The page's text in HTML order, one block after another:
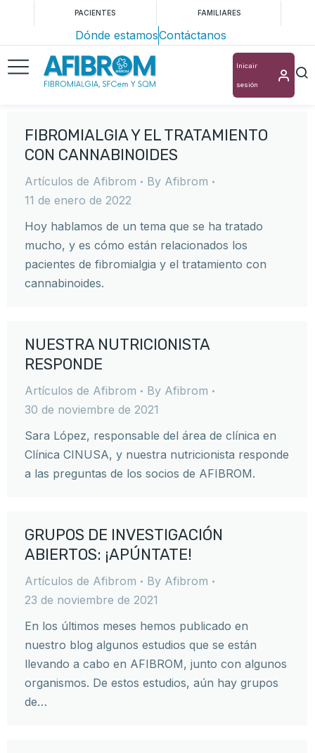
PACIENTES FAMILIARES
Dónde estamosContáctanos
Inicair
sesión
FIBROMIALGIA Y EL TRATAMIENTO
CON CANNABINOIDES
Artículos de Afibrom By Afibrom
11 de enero de 2022
Hoy hablamos de un tema que se ha tratado
mucho, y es cómo están relacionados los
pacientes de fibromialgia y el tratamiento con
cannabinoides.
NUESTRA NUTRICIONISTA
RESPONDE
Artículos de Afibrom By Afibrom
30 de noviembre de 2021
Sara López, responsable del área de clínica en
Clínica CINUSA, y nuestra nutricionista responde
a las preguntas de los socios de AFIBROM.
GRUPOS DE INVESTIGACIÓN
ABIERTOS: ¡APÚNTATE!
Artículos de Afibrom By Afibrom
23 de noviembre de 2021
En los últimos meses hemos publicado en
nuestro blog algunos estudios que se están
llevando a cabo en AFIBROM, junto con algunos
organismos. De estos estudios, aún hay grupos
de…